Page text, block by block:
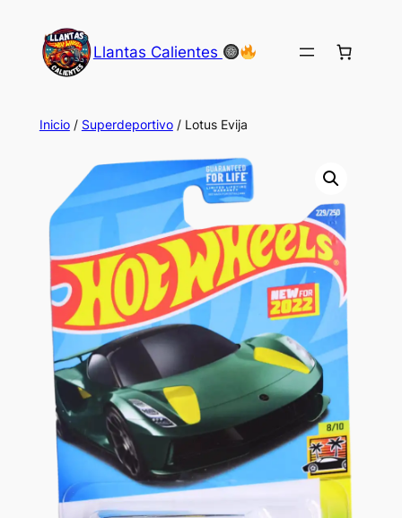
contenido
Llantas Calientes
Inicio/ Superdeportivo/ Lotus Evija